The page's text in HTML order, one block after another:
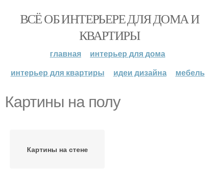
ВСЁ ОБ ИНТЕРЬЕРЕ ДЛЯ ДОМА И
КВАРТИРЫ
главная
интерьер для дома
интерьер для квартиры
идеи дизайна мебель
Картины на полу
Картины на стене